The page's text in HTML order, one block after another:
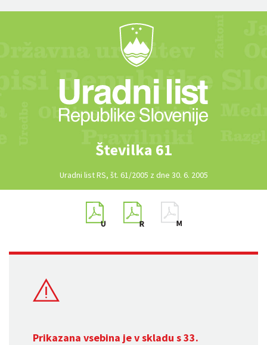
Številka 61
Uradni list RS, št. 61/2005 z dne 30. 6. 2005
Prikazana vsebina je v skladu s 33.